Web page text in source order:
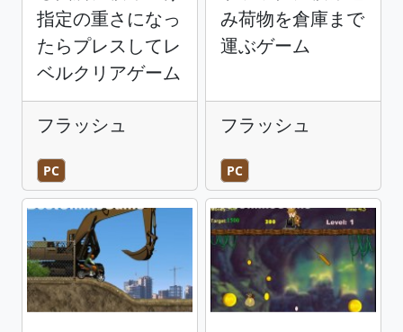
指定の重さになっ
たらプレスしてレ
ベルクリアゲーム
フラッシュ
PC
み荷物を倉庫まで
運ぶゲーム
フラッシュ
PC